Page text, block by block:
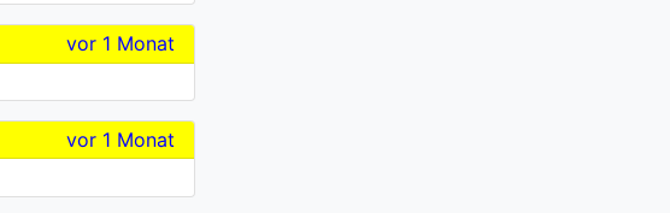
vor 1 Monat
vor 1 Monat